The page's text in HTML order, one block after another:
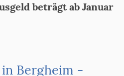
beträgt ab Januar
Bergheim -